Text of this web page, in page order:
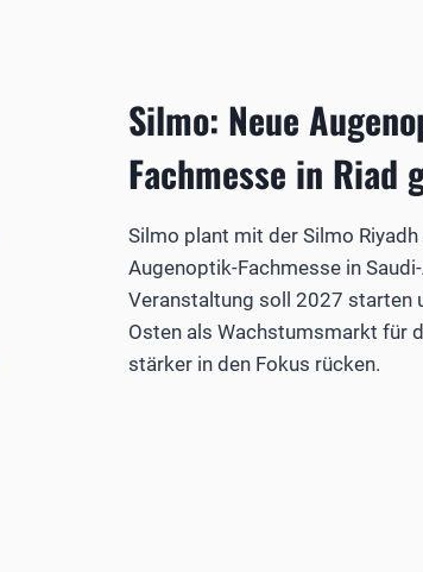
Silmo: Neue
Fachmesse in Riad
Silmo plant mit der Silmo Riyadh
Augenoptik-Fachmesse in
Veranstaltung soll 2027 starten
Osten als Wachstumsmarkt für
stärker in den Fokus rücken.